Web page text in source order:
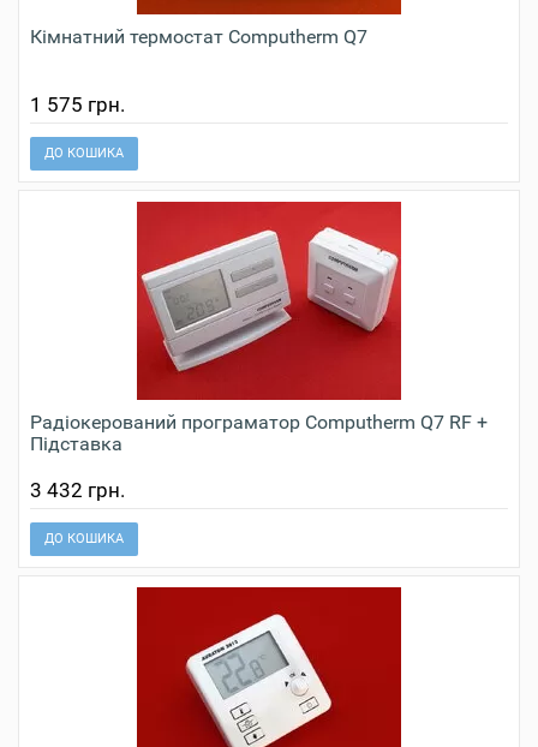
Кімнатний термостат Computherm Q7
1 575 грн.
ДО КОШИКА
Радіокерований програматор Computherm Q7 RF +
Підставка
3 432 грн.
ДО КОШИКА